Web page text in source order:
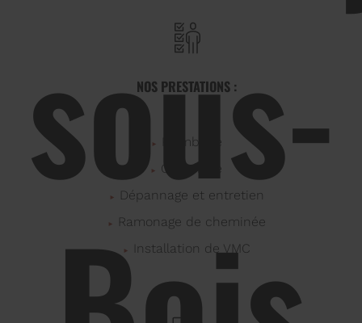
sous-
NOS PRESTATIONS :
Plomberie
Chauffage
Dépannage et entretien
Ramonage de cheminée
Installation de VMC